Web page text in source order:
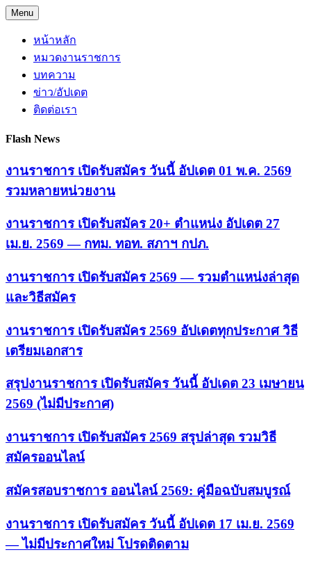
Skip
to
content
Menu
หน้าหลัก
หมวดงานราชการ
บทความ
ข่าว/อัปเดต
ติดต่อเรา
Flash News
งานราชการ เปิดรับสมัคร วันนี้ อัปเดต 01 พ.ค. 2569
รวมหลายหน่วยงาน
งานราชการ เปิดรับสมัคร 20+ ตำแหน่ง อัปเดต 27
เม.ย. 2569 — กทม. ทอท. สภาฯ กปภ.
งานราชการ เปิดรับสมัคร 2569 — รวมตำแหน่งล่าสุด
และวิธีสมัคร
งานราชการ เปิดรับสมัคร 2569 อัปเดตทุกประกาศ วิธี
เตรียมเอกสาร
สรุปงานราชการ เปิดรับสมัคร วันนี้ อัปเดต 23 เมษายน
2569 (ไม่มีประกาศ)
งานราชการ เปิดรับสมัคร 2569 สรุปล่าสุด รวมวิธี
สมัครออนไลน์
สมัครสอบราชการ ออนไลน์ 2569: คู่มือฉบับสมบูรณ์
งานราชการ เปิดรับสมัคร วันนี้ อัปเดต 17 เม.ย. 2569
— ไม่มีประกาศใหม่ โปรดติดตาม